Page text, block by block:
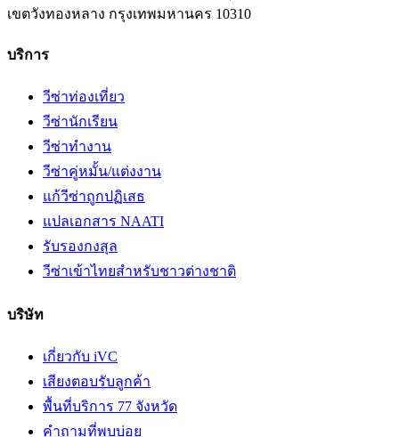
เขตวังทองหลาง กรุงเทพมหานคร 10310
บริการ
วีซ่าท่องเที่ยว
วีซ่านักเรียน
วีซ่าทำงาน
วีซ่าคู่หมั้น/แต่งงาน
แก้วีซ่าถูกปฏิเสธ
แปลเอกสาร NAATI
รับรองกงสุล
วีซ่าเข้าไทยสำหรับชาวต่างชาติ
บริษัท
เกี่ยวกับ iVC
เสียงตอบรับลูกค้า
พื้นที่บริการ 77 จังหวัด
คำถามที่พบบ่อย